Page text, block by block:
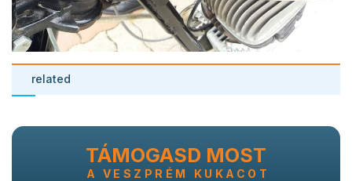
related
TÁMOGASD MOST
A VESZPRÉM KUKACOT